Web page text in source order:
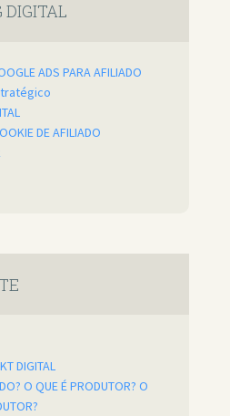
ADS PARA AFILIADO
DE AFILIADO
DIGITAL
O QUE É PRODUTOR? O